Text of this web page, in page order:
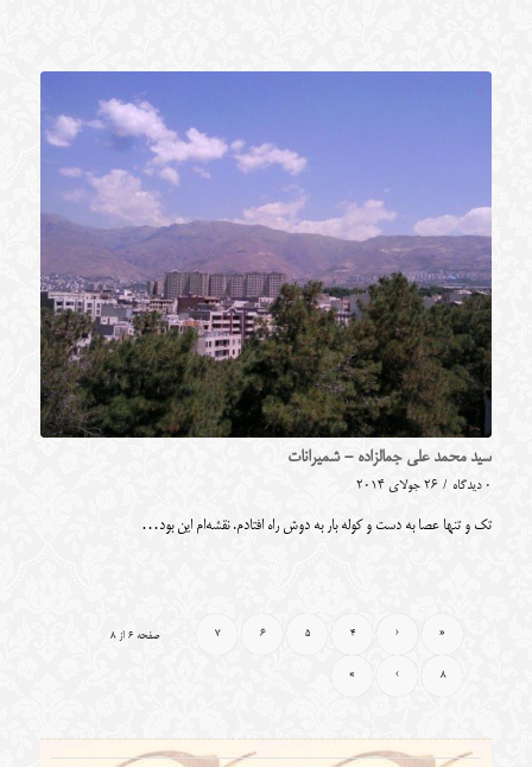
سید محمد علی جمالزاده - شمیرانات
0 دیدگاه / 26 جولای 2014
تک و تنها عصا به دست و کوله بار به دوش راه افتادم. نقشه‌ام این بود…
صفحه 6 از 8 «
‹
4
5
6
7
8
›
»